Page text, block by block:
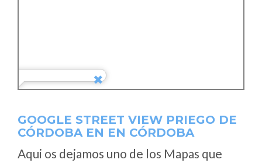
GOOGLE STREET VIEW PRIEGO DE
CÓRDOBA EN EN CÓRDOBA
Aqui os dejamos uno de los Mapas que